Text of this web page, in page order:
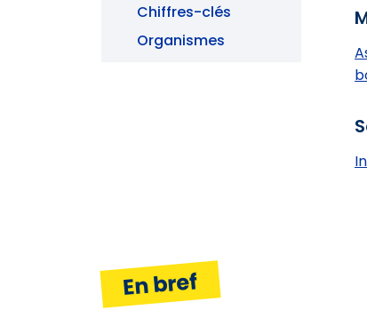
Chiffres-clés
Organismes
En bref